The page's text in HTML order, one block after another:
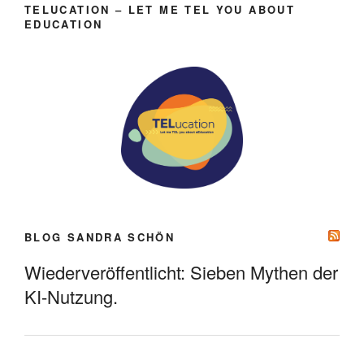
TELUCATION – LET ME TEL YOU ABOUT
EDUCATION
BLOG SANDRA SCHÖN
Wiederveröffentlicht: Sieben Mythen der
KI-Nutzung.